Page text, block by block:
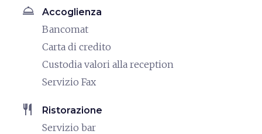
room_service Accoglienza
Bancomat
Carta di credito
Custodia valori alla reception
Servizio Fax
restaurant Ristorazione
Servizio bar